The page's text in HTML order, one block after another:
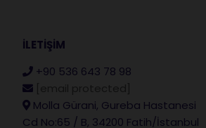
İLETİŞİM
+90 536 643 78 98
Molla Gürani, Gureba Hastanesi
Cd No:65 / B, 34200 Fatih/İstanbul